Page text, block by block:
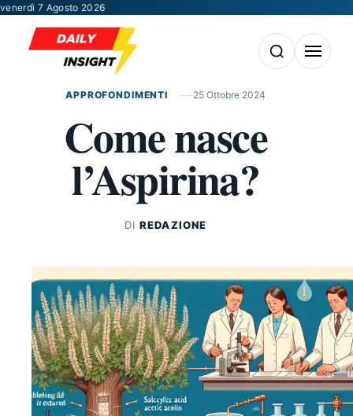
Vai al contenuto
venerdì 7 Agosto 2026
Apri la ricerca
Apri il
APPROFONDIMENTI 25 Ottobre 2024
Come nasce
l’Aspirina?
DIREDAZIONE